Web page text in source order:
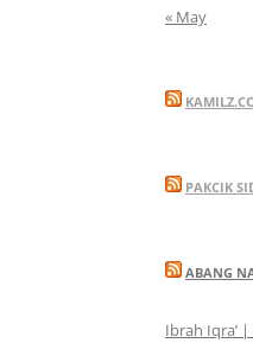
« May
PAKCIK
ABANG
Ibrah Iqra’